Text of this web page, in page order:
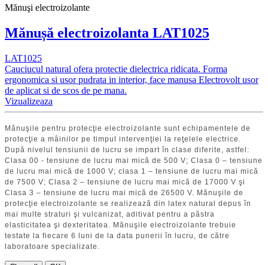
Mănuşi electroizolante
Mănușă electroizolanta LAT1025
LAT1025
Cauciucul natural ofera protectie dielectrica ridicata. Forma
ergonomica si usor pudrata in interior, face manusa Electrovolt usor
de aplicat si de scos de pe mana.
Vizualizeaza
Mănuşile pentru protecţie electroizolante sunt echipamentele de
protecţie a mâinilor pe timpul intervenţiei la reţelele electrice.
După nivelul tensiunii de lucru se impart în clase diferite, astfel:
Clasa 00 - tensiune de lucru mai mică de 500 V; Clasa 0 – tensiune
de lucru mai mică de 1000 V; clasa 1 – tensiune de lucru mai mică
de 7500 V; Clasa 2 – tensiune de lucru mai mică de 17000 V şi
Clasa 3 – tensiune de lucru mai mică de 26500 V. Mănuşile de
protecţie electroizolante se realizează din latex natural depus în
mai multe straturi şi vulcanizat, aditivat pentru a păstra
elasticitatea şi dexteritatea. Mănuşile electroizolante trebuie
testate la fiecare 6 luni de la data punerii în lucru, de către
laboratoare specializate.